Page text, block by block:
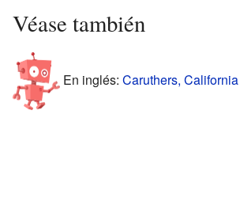
Véase también
En inglés: Caruthers,